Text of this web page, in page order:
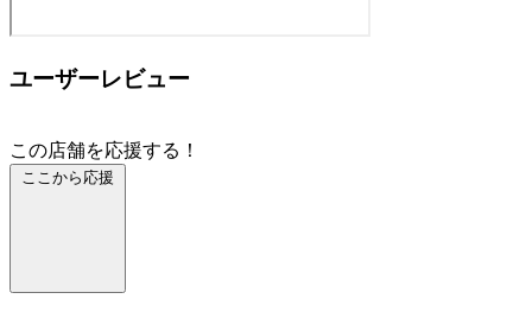
ユーザーレビュー
この店舗を応援する！
ここから応援